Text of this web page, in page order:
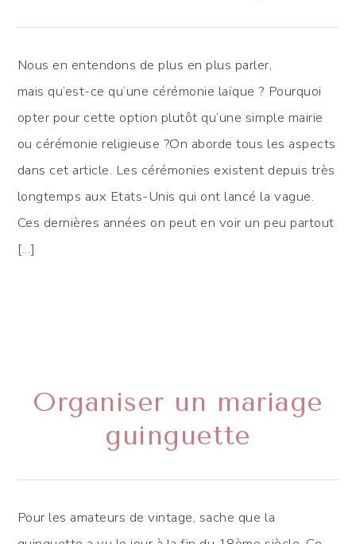
Nous en entendons de plus en plus parler,
mais qu’est-ce qu’une cérémonie laïque ? Pourquoi
opter pour cette option plutôt qu’une simple mairie
ou cérémonie religieuse ?On aborde tous les aspects
dans cet article. Les cérémonies existent depuis très
longtemps aux Etats-Unis qui ont lancé la vague.
Ces dernières années on peut en voir un peu partout
[…]
Organiser un mariage
guinguette
Pour les amateurs de vintage, sache que la